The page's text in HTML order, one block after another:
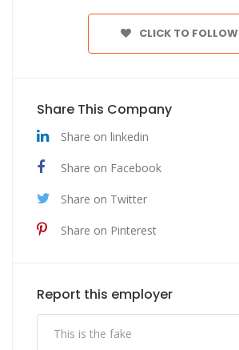
CLICK TO FOLLOW
Share This Company
Share on linkedin
Share on Facebook
Share on Twitter
Share on Pinterest
Report this employer